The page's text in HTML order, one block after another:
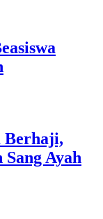
Berhaji,
Ayah